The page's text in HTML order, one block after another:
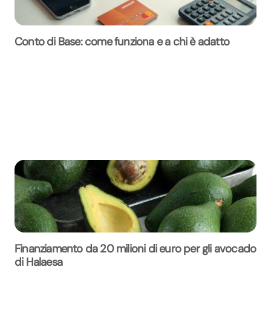
Conto di Base: come funziona e a chi è adatto
Finanziamento da 20 milioni di euro per gli avocado
di Halaesa